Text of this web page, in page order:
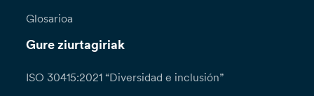
Glosarioa
Gure ziurtagiriak
ISO 30415:2021 “Diversidad e inclusión”